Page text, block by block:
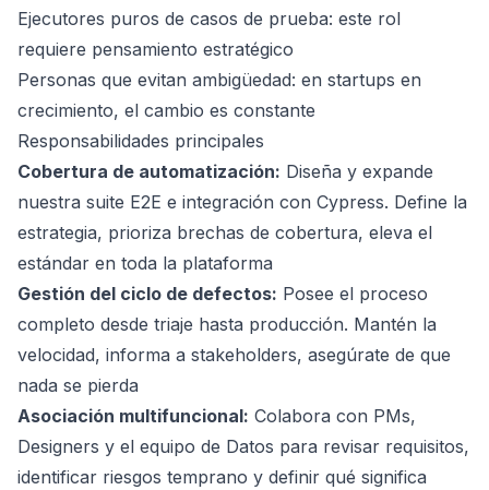
Ejecutores puros de casos de prueba: este rol
requiere pensamiento estratégico
Personas que evitan ambigüedad: en startups en
crecimiento, el cambio es constante
Responsabilidades principales
Cobertura de automatización: Diseña y expande
nuestra suite E2E e integración con Cypress. Define la
estrategia, prioriza brechas de cobertura, eleva el
estándar en toda la plataforma
Gestión del ciclo de defectos: Posee el proceso
completo desde triaje hasta producción. Mantén la
velocidad, informa a stakeholders, asegúrate de que
nada se pierda
Asociación multifuncional: Colabora con PMs,
Designers y el equipo de Datos para revisar requisitos,
identificar riesgos temprano y definir qué significa